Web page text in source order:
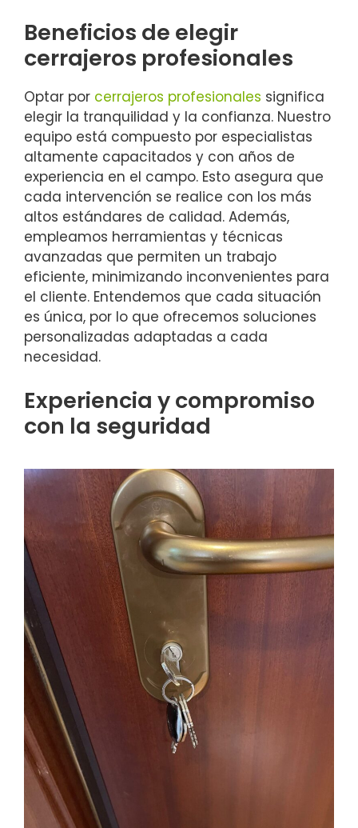
Beneficios de elegir
cerrajeros profesionales
Optar por cerrajeros profesionales significa
elegir la tranquilidad y la confianza. Nuestro
equipo está compuesto por especialistas
altamente capacitados y con años de
experiencia en el campo. Esto asegura que
cada intervención se realice con los más
altos estándares de calidad. Además,
empleamos herramientas y técnicas
avanzadas que permiten un trabajo
eficiente, minimizando inconvenientes para
el cliente. Entendemos que cada situación
es única, por lo que ofrecemos soluciones
personalizadas adaptadas a cada
necesidad.
Experiencia y compromiso
con la seguridad